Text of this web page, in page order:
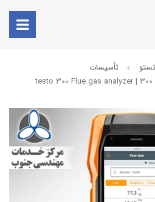
تأسیسات